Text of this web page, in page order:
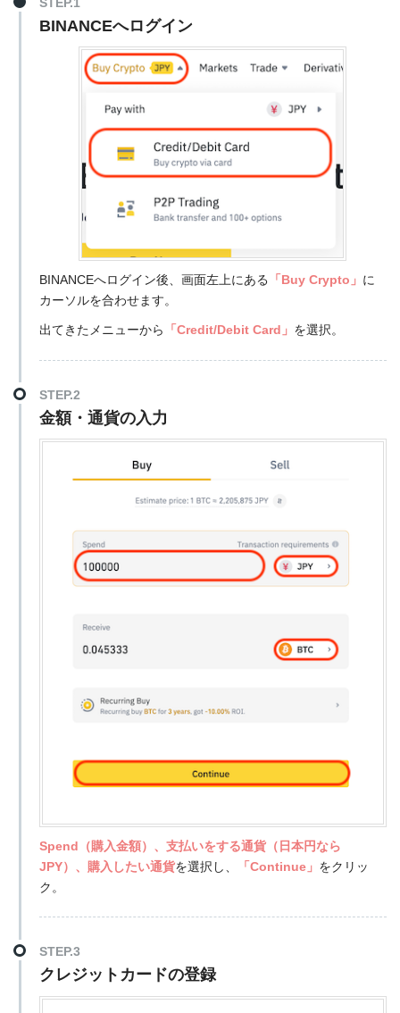
STEP.1
BINANCEへログイン
BINANCEへログイン後、画面左上にある 「Buy Crypto」 に
カーソルを合わせます。
出てきたメニューから 「Credit/Debit Card」 を選択。
STEP.2
金額・通貨の入力
Spend（購入金額）、 支払いをする通貨（日本円なら
JPY）、購入したい通貨を選択し、 「Continue」 をクリッ
ク。
STEP.3
クレジットカードの登録